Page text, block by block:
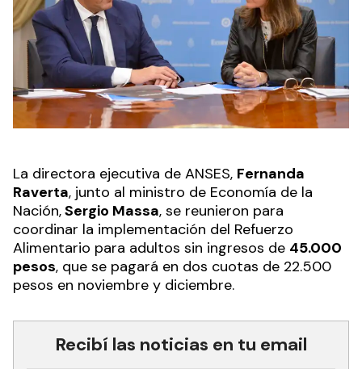
La directora ejecutiva de ANSES, Fernanda
Raverta, junto al ministro de Economía de la
Nación,Sergio Massa, se reunieron para
coordinar la implementación del Refuerzo
Alimentario para adultos sin ingresos de 45.000
pesos, que se pagará en dos cuotas de 22.500
pesos en noviembre y diciembre.
Recibí las noticias en tu email